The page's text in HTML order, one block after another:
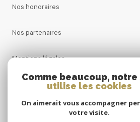
Nos honoraires
Nos partenaires
Mentions légales
Comme beaucoup, notre
utilise les cookies
On aimerait vous accompagner
votre visite.